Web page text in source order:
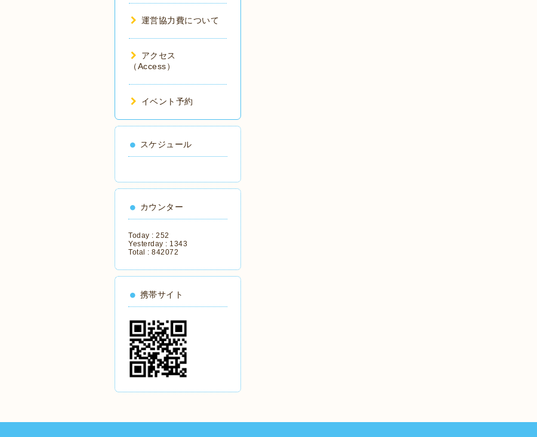
運営協力費について
アクセス
（Access）
イベント予約
スケジュール
カウンター
Today : 252
Yesterday : 1343
Total : 842072
携帯サイト